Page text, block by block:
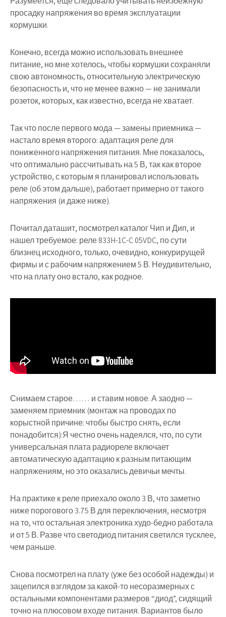
просадку напряжения во время эксплуатации
кормушки.
Конечно, всегда можно использовать внешнее
питание, но мне хотелось, чтобы кормушки сохраняли
свою автономность, относительную электрическую
безопасность и, что не менее важно — не занимали
розеток, которых, как известно, всегда не хватает.
Так что после первого мода — замены приемника —
настало время второго: адаптация реле для
пониженного напряжения питания. Мне показалось,
что оптимально рассчитывать на 5 В, так как второе
устройство, с которым я планировал использовать
реле (об этом дальше), работает примерно от такого
напряжения (и даже ниже).
Почитал даташит, посмотрел каталог Чип и Дип, и
нашел требуемое: реле 833H-1C-C 05VDC, по сути
близнец исходного, только, очевидно, конкурирущей
фирмы и с рабочим напряжением 5 В. Неудивительно,
что на плату оно встало, как родное.
Снимаем старое…… и ставим новое. А заодно —
заменяем приемник (монтаж на проводах по
корыстной причине: чтобы быстро снять, если
понадобится):Я честно очень надеялся, что, по сути
универсальная плата радиореле включает
автоматическую адаптацию к разным питающим
напряжениям, но это оказались девичьи мечты.
На практике к реле приехало около 3 В, что заметно
ниже порогового 3.75 В для переключения, несмотря
на то, что остальная электроника худо-бедно работала
и от 5 В. Разве что светодиод питания светился тусклее,
чем раньше.
Снова посмотрел на плату (уже без особой надежды) и
зацепился взглядом за какой-то несоразмерных с
остальными компонентами размеров “диод”, сидящий
точно на плюсовом входе питания. Вариантов было